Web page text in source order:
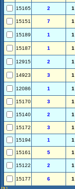
15165 2 1
15151
7 1
15189 1 1
15187
1 1
12915
2 1
14923 3 1
12086 1 1
15170 3 1
15140
2 1
15172 3 1
15194 1 1
15161 5 1
15122 2 1
15177 6 1